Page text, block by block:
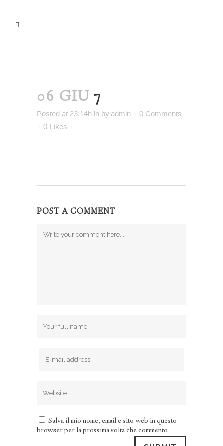
06 GIU 7
Posted at 23:14h in by admin
0 Comments
0 Likes
POST A COMMENT
Salva il mio nome, email e sito web in questo
browser per la prossima volta che commento.